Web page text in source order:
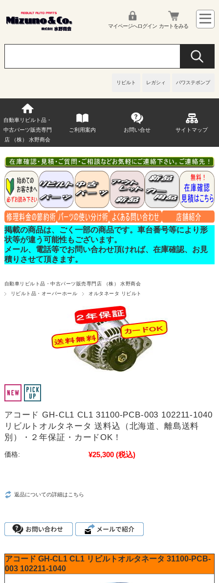
リビルト レガシィ パワステポンプ
マイページへログイン カートをみる
自動車リビルト品・
中古パーツ販売専門
店 （株） 水野商会
ご利用案内 お問い合せ サイトマップ
掲載の商品は、ごく一部の商品です。車台番号等により形
状等が違う可能性もございます。
メール、電話等でお問い合わせ頂ければ、在庫確認、お見
積りさせて頂きます。
自動車リビルト品・中古パーツ販売専門店 （株） 水野商会
リビルト品・オーバーホール
オルタネータ リビルト
アコード GH-CL1 CL1 31100-PCB-003 102211-1040
リビルトオルタネータ 送料込（北海道、離島送料
別）・２年保証・カードOK！
価格: ¥25,300 (税込)
返品についての詳細はこちら
アコード GH-CL1 CL1 リビルトオルタネータ 31100-PCB-
003 102211-1040